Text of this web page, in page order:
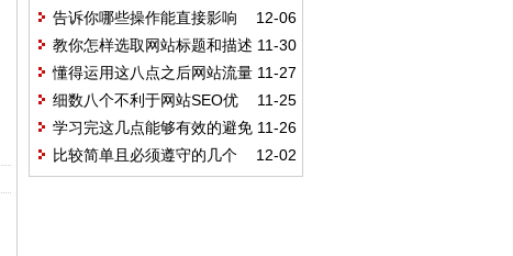
底有什么本质区别
12-06
告诉你哪些操作能直接影响
网站关键词排名
11-30
教你怎样选取网站标题和描述
且进行优化
11-27
懂得运用这八点之后网站流量
不再是问题
11-25
细数八个不利于网站SEO优
化的错误操作
11-26
学习完这几点能够有效的避免
网站被惩罚
12-02
比较简单且必须遵守的几个
新手SEO细节